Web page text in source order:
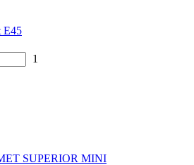
E45
1
SUPERIOR MINI